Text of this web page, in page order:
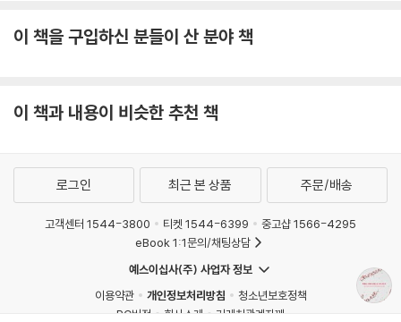
상인 사람은 0점인 사람에 비해 흡연 가능성이 2.5배, 알코올의존 가능성
지 반드시 이해해야 한다.”(143쪽)
우리 몸의 호르몬계에 속한 거의 모든 것이 스트레스의 영향을 받는다. 성
장호르몬, 에스트로겐과 테스토스테론 등의 성호르몬, 갑상샘호르몬, 혈
당을 조절하는 인슐린은 모두 스트레스가 발생하는 동안 대체로 양이 감소
한다. 건강에 미치는 주요한 영향들 중에는 난소와 고환(이 둘을 생식샘이
라고도 한다)의 기능 이상, 성장정지, 비만 등이 있다.
이 책을 구입하신 분들이 산 분야 책
이 책과 내용이 비슷한 추천 책
로그인 최근 본 상품 주문/배송
고객센터 1544-3800 티켓 1544-6399
중고샵 1566-4295
eBook 1:1문의/채팅상담
예스이십사(주) 사업자 정보
이용약관
개인정보처리방침
청소년보호정책
PC버전
회사소개 거래처관계자께